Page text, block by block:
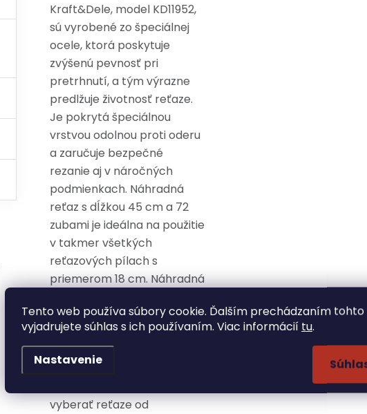
Tento web používa súbory cookie. Ďalším prechádzaním tohto
vyjadrujete súhlas s ich používaním. Viac informácií tu.
Nastavenie
Kraft&Dele, model KD11952,
sú vyrobené zo špeciálnej
ocele, ktorá poskytuje
zvýšenú pevnosť pri
pretrhnutí, a tým výrazne
predlžuje životnosť reťaze.
Je pokrytá špeciálnou
vrstvou odolnou proti oderu
a zaručuje bezpečné
rezanie aj v náročných
podmienkach. Náhradná
reťaz s dĺžkou 45 cm a 72
zubami je ideálna na použitie
v takmer všetkých
reťazových pílach s
priemerom 18 cm. Náhradná
súčasťou reťazovej píly a
výber správnej reťaze môže
výrazne ovplyvniť výkon,
bezpečnosť a pohodlie pri
vyberať reťaze od